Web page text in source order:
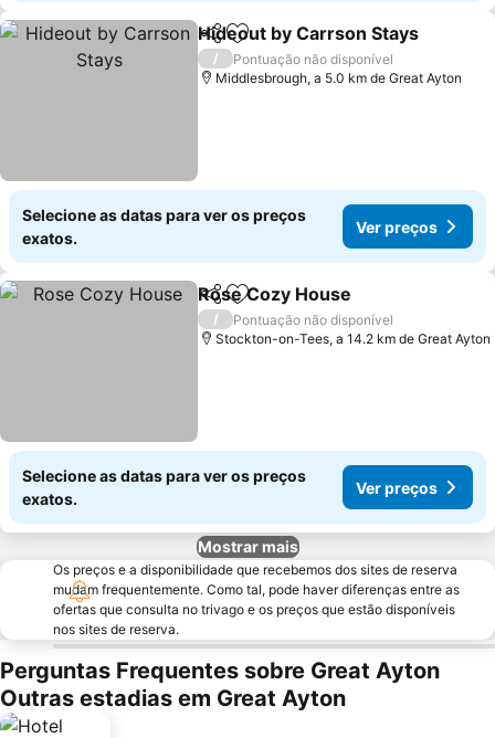
PartilharAdicionar aos favoritos
Hideout by Carrson Stays
/
Pontuação não disponível
Middlesbrough, a 5.0 km de Great Ayton
Selecione as datas para ver os preços
exatos.
Ver preços
PartilharAdicionar aos favoritos
Rose Cozy House
/
Pontuação não disponível
Stockton-on-Tees, a 14.2 km de Great Ayton
Selecione as datas para ver os preços
exatos.
Ver preços
Mostrar mais
Os preços e a disponibilidade que recebemos dos sites de reserva
mudam frequentemente. Como tal, pode haver diferenças entre as
ofertas que consulta no trivago e os preços que estão disponíveis
nos sites de reserva.
Perguntas Frequentes sobre Great Ayton
Outras estadias em Great Ayton